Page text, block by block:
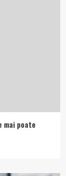
mai poate